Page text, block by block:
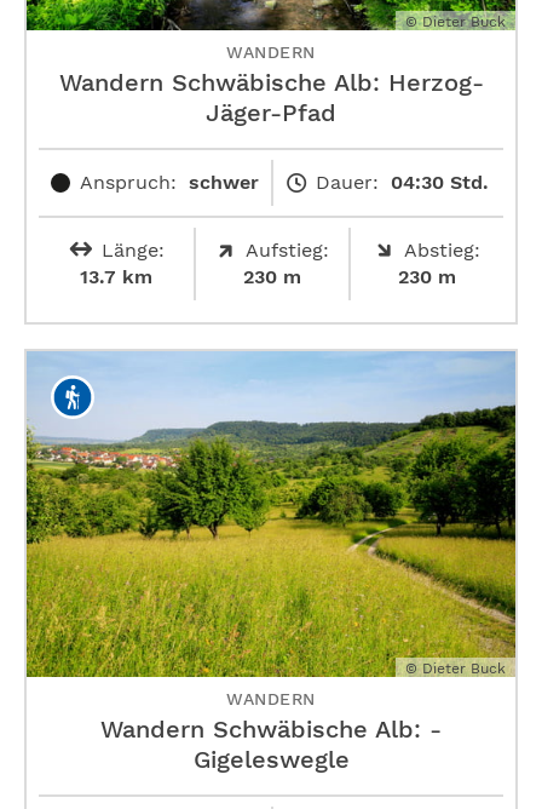
© Dieter Buck
WANDERN
Wandern Schwäbische Alb: ­Herzog-
Jäger-Pfad
Anspruch: schwer Dauer: 04:30 Std.
Länge:
13.7 km
Aufstieg:
230 m
Abstieg:
230 m
© Dieter Buck
WANDERN
Wandern Schwäbische Alb: ­
Gigeleswegle